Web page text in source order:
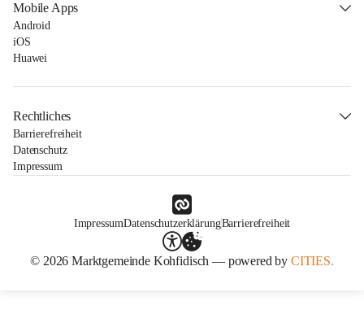
Mobile Apps
Android
iOS
Huawei
Rechtliches
Barrierefreiheit
Datenschutz
Impressum
ImpressumDatenschutzerklärungBarrierefreiheit
© 2026 Marktgemeinde Kohfidisch — powered by CITIES.